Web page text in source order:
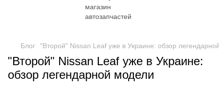
Блог "Второй" Nissan Leaf уже в Украине: обзор
"Второй" Nissan Leaf уже в Украине:
обзор легендарной модели